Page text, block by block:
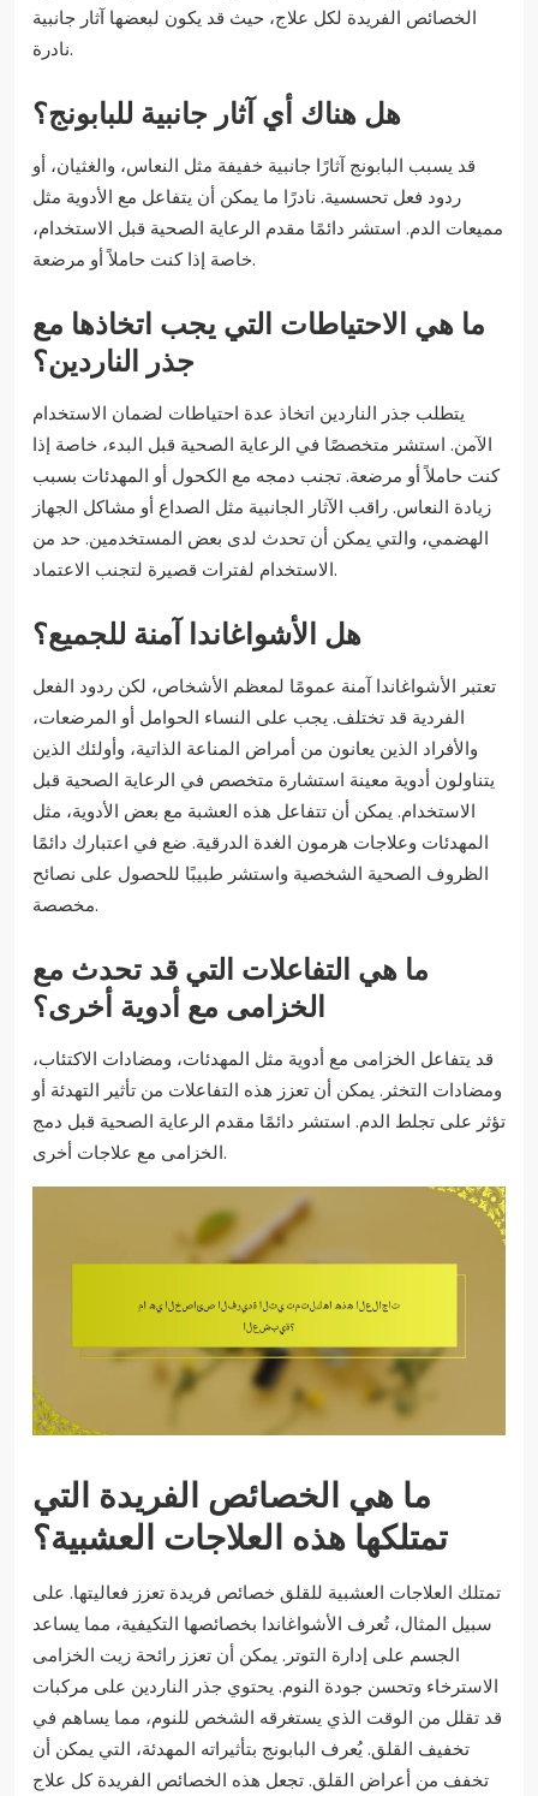
الخصائص الفريدة لكل علاج، حيث قد يكون لبعضها آثار جانبية
نادرة.
هل هناك أي آثار جانبية للبابونج؟
قد يسبب البابونج آثارًا جانبية خفيفة مثل النعاس، والغثيان، أو
ردود فعل تحسسية. نادرًا ما يمكن أن يتفاعل مع الأدوية مثل
مميعات الدم. استشر دائمًا مقدم الرعاية الصحية قبل الاستخدام،
خاصة إذا كنت حاملاً أو مرضعة.
ما هي الاحتياطات التي يجب اتخاذها مع
جذر الناردين؟
يتطلب جذر الناردين اتخاذ عدة احتياطات لضمان الاستخدام
الآمن. استشر متخصصًا في الرعاية الصحية قبل البدء، خاصة إذا
كنت حاملاً أو مرضعة. تجنب دمجه مع الكحول أو المهدئات بسبب
زيادة النعاس. راقب الآثار الجانبية مثل الصداع أو مشاكل الجهاز
الهضمي، والتي يمكن أن تحدث لدى بعض المستخدمين. حد من
الاستخدام لفترات قصيرة لتجنب الاعتماد.
هل الأشواغاندا آمنة للجميع؟
تعتبر الأشواغاندا آمنة عمومًا لمعظم الأشخاص، لكن ردود الفعل
الفردية قد تختلف. يجب على النساء الحوامل أو المرضعات،
والأفراد الذين يعانون من أمراض المناعة الذاتية، وأولئك الذين
يتناولون أدوية معينة استشارة متخصص في الرعاية الصحية قبل
الاستخدام. يمكن أن تتفاعل هذه العشبة مع بعض الأدوية، مثل
المهدئات وعلاجات هرمون الغدة الدرقية. ضع في اعتبارك دائمًا
الظروف الصحية الشخصية واستشر طبيبًا للحصول على نصائح
مخصصة.
ما هي التفاعلات التي قد تحدث مع
الخزامى مع أدوية أخرى؟
قد يتفاعل الخزامى مع أدوية مثل المهدئات، ومضادات الاكتئاب،
ومضادات التخثر. يمكن أن تعزز هذه التفاعلات من تأثير التهدئة أو
تؤثر على تجلط الدم. استشر دائمًا مقدم الرعاية الصحية قبل دمج
الخزامى مع علاجات أخرى.
ما هي الخصائص الفريدة التي
تمتلكها هذه العلاجات العشبية؟
تمتلك العلاجات العشبية للقلق خصائص فريدة تعزز فعاليتها. على
سبيل المثال، تُعرف الأشواغاندا بخصائصها التكيفية، مما يساعد
الجسم على إدارة التوتر. يمكن أن تعزز رائحة زيت الخزامى
الاسترخاء وتحسن جودة النوم. يحتوي جذر الناردين على مركبات
قد تقلل من الوقت الذي يستغرقه الشخص للنوم، مما يساهم في
تخفيف القلق. يُعرف البابونج بتأثيراته المهدئة، التي يمكن أن
تخفف من أعراض القلق. تجعل هذه الخصائص الفريدة كل علاج